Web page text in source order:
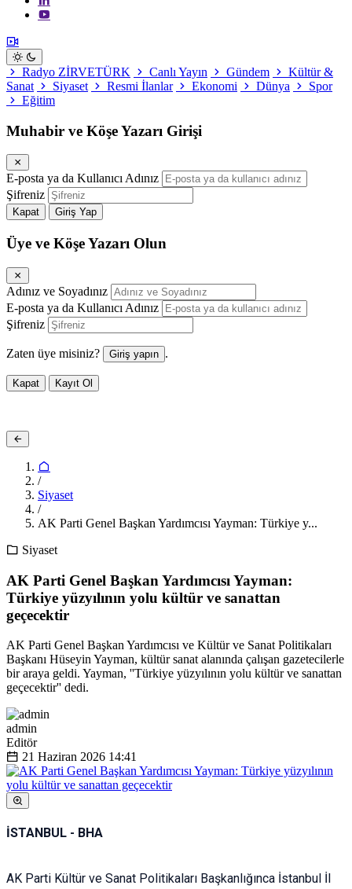
Radyo ZİRVETÜRK Canlı Yayın Gündem
Kültür &
Sanat
Siyaset Resmi İlanlar Ekonomi Dünya
Spor
Eğitim
Muhabir ve Köşe Yazarı Girişi
E-posta ya da Kullanıcı Adınız
Şifreniz
Kapat Giriş Yap
Üye ve Köşe Yazarı Olun
Adınız ve Soyadınız
E-posta ya da Kullanıcı Adınız
Şifreniz
Zaten üye misiniz? Giriş yapın .
Kapat Kayıt Ol
/
Siyaset
/
AK Parti Genel Başkan Yardımcısı Yayman: Türkiye y...
Siyaset
AK Parti Genel Başkan Yardımcısı Yayman:
Türkiye yüzyılının yolu kültür ve sanattan
geçecektir
AK Parti Genel Başkan Yardımcısı ve Kültür ve Sanat Politikaları
Başkanı Hüseyin Yayman, kültür sanat alanında çalışan gazetecilerle
bir araya geldi. Yayman, ''Türkiye yüzyılının yolu kültür ve sanattan
geçecektir'' dedi.
admin
Editör
21 Haziran 2026 14:41
İSTANBUL - BHA
AK Parti Kültür ve Sanat Politikaları Başkanlığınca İstanbul İl